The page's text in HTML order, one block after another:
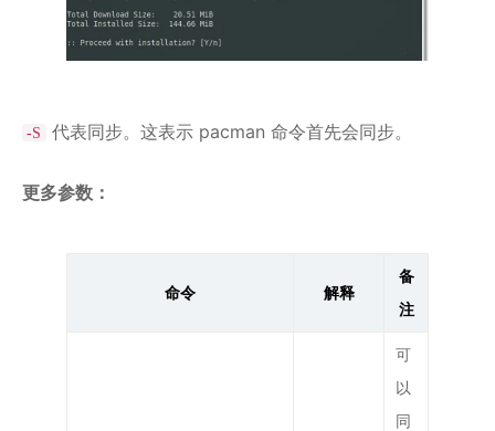
-S 代表同步。这表示 pacman 命令首先会同步。
更多参数：
命令 解释
备
注
可
以
同